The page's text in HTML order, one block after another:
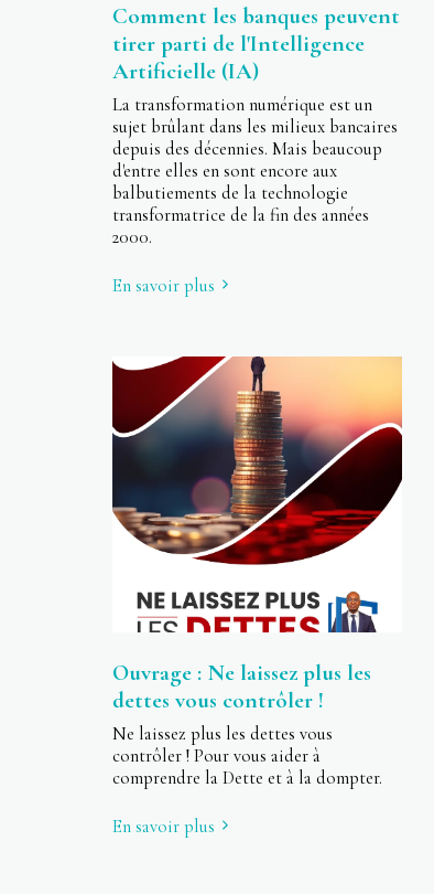
Comment les banques peuvent
tirer parti de l'Intelligence
Artificielle (IA)
La transformation numérique est un
sujet brûlant dans les milieux bancaires
depuis des décennies. Mais beaucoup
d'entre elles en sont encore aux
balbutiements de la technologie
transformatrice de la fin des années
2000.
En savoir plus
Ouvrage : Ne laissez plus les
dettes vous contrôler !
Ne laissez plus les dettes vous
contrôler ! Pour vous aider à
comprendre la Dette et à la dompter.
En savoir plus